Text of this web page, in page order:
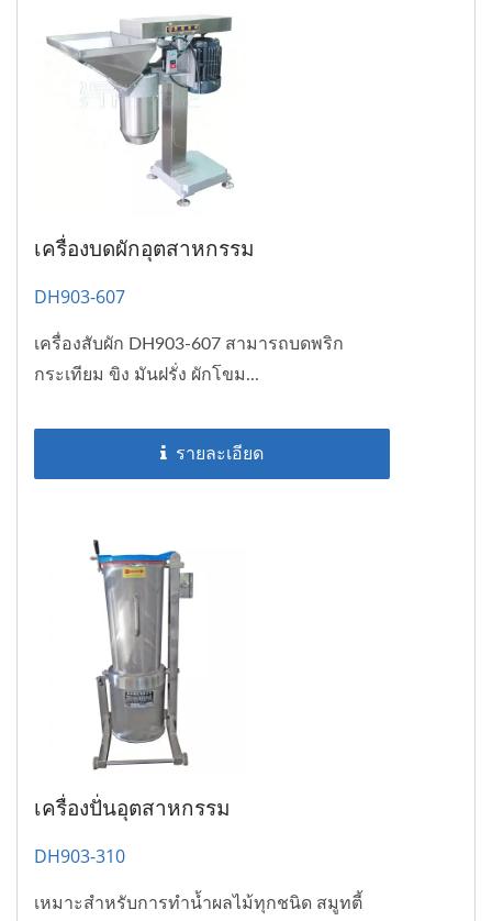
เครื่องบดผักอุตสาหกรรม
DH903-607
เครื่องสับผัก DH903-607 สามารถบดพริก
กระเทียม ขิง มันฝรั่ง ผักโขม...
รายละเอียด
เครื่องปั่นอุตสาหกรรม
DH903-310
เหมาะสำหรับการทำน้ำผลไม้ทุกชนิด สมูทตี้